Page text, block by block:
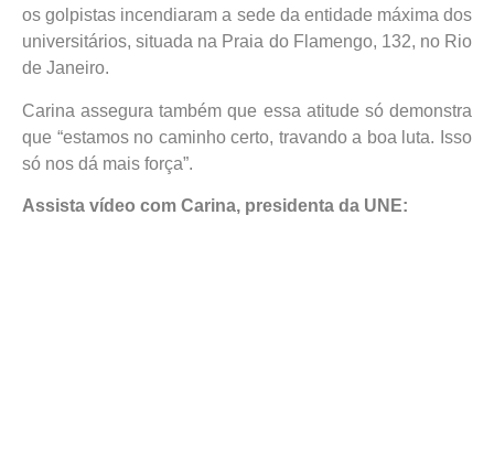
os golpistas incendiaram a sede da entidade máxima dos
universitários, situada na Praia do Flamengo, 132, no Rio
de Janeiro.
Carina assegura também que essa atitude só demonstra
que “estamos no caminho certo, travando a boa luta. Isso
só nos dá mais força”.
Assista vídeo com Carina, presidenta da UNE: